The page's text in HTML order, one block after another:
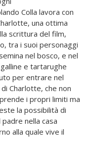
Colla lavora con
una ottima
scrittura del film,
tra i suoi personaggi
nel bosco, e nel
e tartarughe
per entrare nel
Charlotte, che non
i propri limiti ma
la possibilità di
nella casa
alla quale vive il